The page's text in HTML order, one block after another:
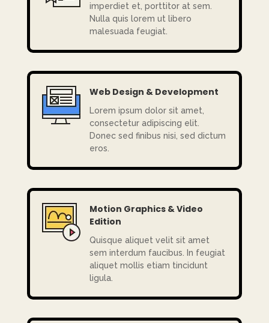
imperdiet et, porttitor at sem.
Nulla quis lorem ut libero
malesuada feugiat.
Web Design & Development
Lorem ipsum dolor sit amet,
consectetur adipiscing elit.
Donec sed finibus nisi, sed dictum
eros.
Motion Graphics & Video
Edition
Quisque aliquet velit sit amet
sem interdum faucibus. In feugiat
aliquet mollis etiam tincidunt
ligula.